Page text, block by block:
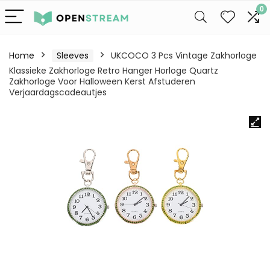
0
Home Sleeves
UKCOCO 3 Pcs Vintage Zakhorloge
Klassieke Zakhorloge Retro Hanger Horloge Quartz
Zakhorloge Voor Halloween Kerst Afstuderen
Verjaardagscadeautjes